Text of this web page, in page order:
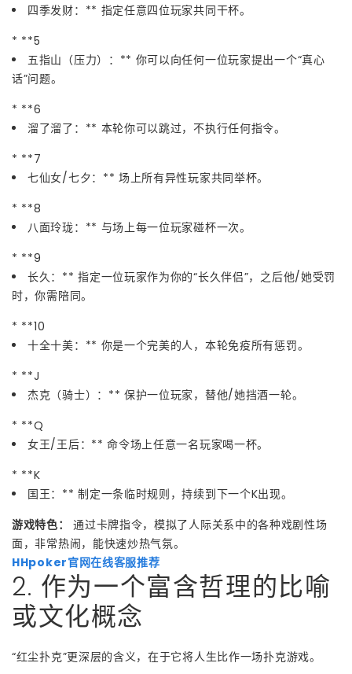
四季发财：** 指定任意四位玩家共同干杯。
* **5
五指山（压力）：** 你可以向任何一位玩家提出一个“真心
话”问题。
* **6
溜了溜了：** 本轮你可以跳过，不执行任何指令。
* **7
七仙女/七夕：** 场上所有异性玩家共同举杯。
* **8
八面玲珑：** 与场上每一位玩家碰杯一次。
* **9
长久：** 指定一位玩家作为你的“长久伴侣”，之后他/她受罚
时，你需陪同。
* **10
十全十美：** 你是一个完美的人，本轮免疫所有惩罚。
* **J
杰克（骑士）：** 保护一位玩家，替他/她挡酒一轮。
* **Q
女王/王后：** 命令场上任意一名玩家喝一杯。
* **K
国王：** 制定一条临时规则，持续到下一个K出现。
游戏特色：
通过卡牌指令，模拟了人际关系中的各种戏剧性场
面，非常热闹，能快速炒热气氛。
HHpoker官网在线客服推荐
2. 作为一个富含哲理的比喻
或文化概念
“红尘扑克”更深层的含义，在于它将人生比作一场扑克游戏。